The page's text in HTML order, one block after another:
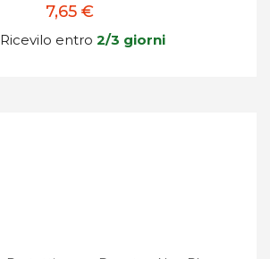
7,65 €
Ricevilo entro 2/3 giorni